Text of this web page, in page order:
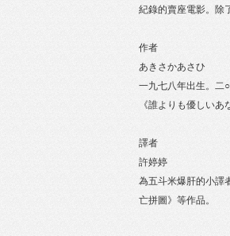
紀錄的賣座電影。除
作者
あきさかあさひ
一九七八年出生。二
《誰よりも優しい
譯者
許婷婷
為五斗米爆肝的小譯
亡拼圖》等作品。